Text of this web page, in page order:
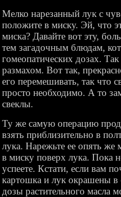
Мелко нарезанный лук с
положите в миску. Эй, что
миска? Давайте вот эту,
тем загадочным блюдам,
гомеопатических дозах.
размахом. Вот так,
его перемешивать, так что
просто необходимо. А то
свеклы.
Ту же самую операцию
взять приблизительно в
лука. Нарежьте ее опять
в миску поверх лука. Пока
успеете. Кстати, если вам
картошка и лук окрашены в
дозы растительного масла